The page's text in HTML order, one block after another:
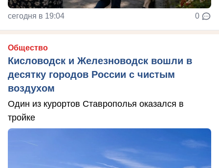
сегодня в 19:04 0
Общество
Кисловодск и Железноводск вошли в
десятку городов России с чистым
воздухом
Один из курортов Ставрополья оказался в
тройке